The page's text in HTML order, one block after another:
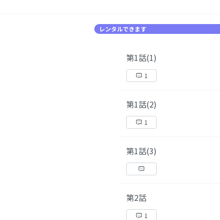
レンタルできます
第1話(1)
1
第1話(2)
1
第1話(3)
第2話
1